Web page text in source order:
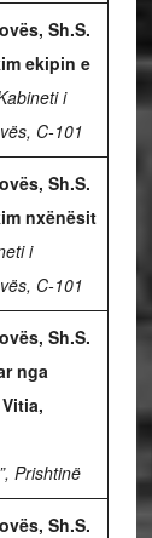
Sh.S.
ekipin e
i
C-101
Sh.S.
nxënësit
i
C-101
Sh.S.
nga
Prishtinë
Sh.S.